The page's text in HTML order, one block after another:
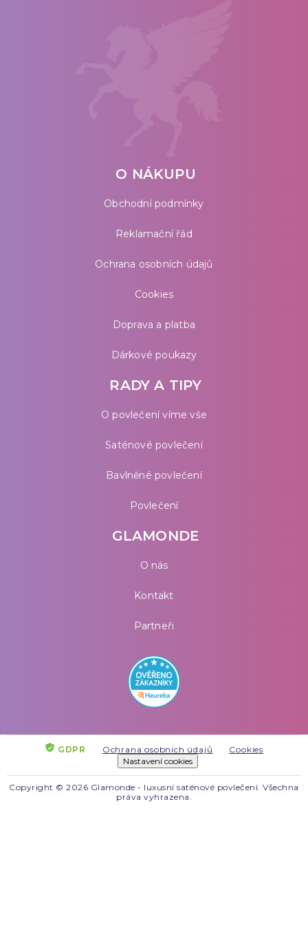
O NÁKUPU
Obchodní podmínky
Reklamační řád
Ochrana osobních údajů
Cookies
Doprava a platba
Dárkové poukazy
RADY A TIPY
O povlečení víme vše
Saténové povlečení
Bavlněné povlečení
Povlečení
GLAMONDE
O nás
Kontakt
Partneři
GDPR Ochrana osobních údajů
Cookies
Nastavení cookies
Copyright © 2026 Glamonde - luxusní saténové povlečení. Všechna
práva vyhrazena.